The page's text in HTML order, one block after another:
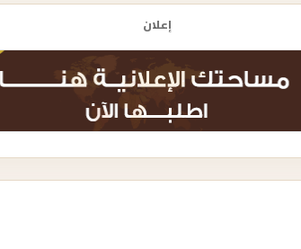
إعلان